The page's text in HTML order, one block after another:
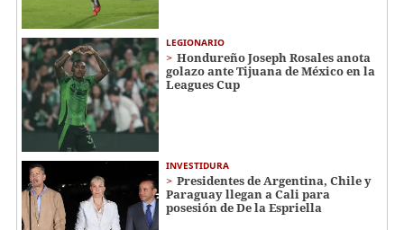
LEGIONARIO
Hondureño Joseph Rosales anota
golazo ante Tijuana de México en la
Leagues Cup
INVESTIDURA
Presidentes de Argentina, Chile y
Paraguay llegan a Cali para
posesión de De la Espriella